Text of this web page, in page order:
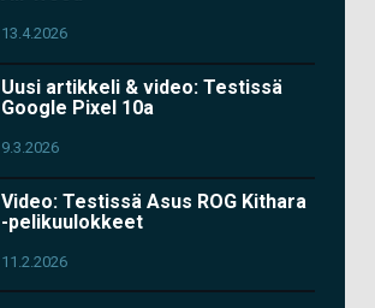
13.4.2026
Uusi artikkeli & video: Testissä
Google Pixel 10a
9.3.2026
Video: Testissä Asus ROG Kithara
-pelikuulokkeet
11.2.2026